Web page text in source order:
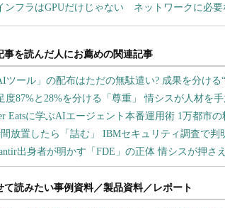
ンフラはGPUだけじゃない ネットワークに必要
て読みたい事例資料／製品資料／レポート